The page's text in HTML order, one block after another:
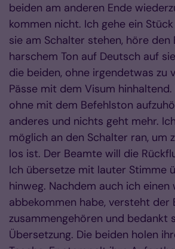
beiden am anderen Ende
kommen nicht. Ich gehe ein
sie am Schalter stehen, höre den
harschem Ton auf Deutsch auf
die beiden, ohne irgendetwas zu
Pässe mit dem Visum
ohne mit dem Befehlston
anderes und nichts geht mehr.
möglich an den Schalter ran, um
los ist. Der Beamte will die
Ich übersetze mit lauter Stimme
hinweg. Nachdem auch ich einen
abbekommen habe, versteht der
zusammengehören und bedankt
Übersetzung. Die beiden holen